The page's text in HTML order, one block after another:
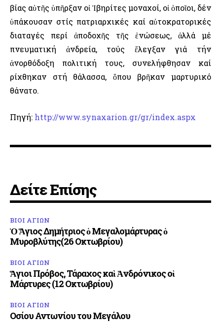
βίας αὐτῆς ὑπῆρξαν οἱ Ἰβηρίτες μοναχοί, οἱ ὁποῖοι, δέν
ὑπάκουσαν στίς πατριαρχικές καί αὐτοκρατορικές
διαταγές περί ἀποδοχῆς τῆς ἑνώσεως, ἀλλά μέ
πνευματική ἀνδρεία, τούς ἔλεγξαν γιά τήν
ἀνορθόδοξη πολιτική τους, συνελήφθησαν καί
ρίχθηκαν στή θάλασσα, ὅπου βρῆκαν μαρτυρικό
θάνατο.
Πηγή: http://www.synaxarion.gr/gr/index.aspx
Δείτε Επίσης
ΒΙΟΙ ΑΓΙΩΝ
Ὁ Ἅγιος Δημήτριος ὁ Μεγαλομάρτυρας ὁ
Μυροβλύτης(26 Οκτωβρίου)
ΒΙΟΙ ΑΓΙΩΝ
Ἅγιοι Πρόβος, Τάραχος καὶ Ἀνδρόνικος οἱ
Μάρτυρες (12 Οκτωβρίου)
ΒΙΟΙ ΑΓΙΩΝ
Οσίου Αντωνίου του Μεγάλου